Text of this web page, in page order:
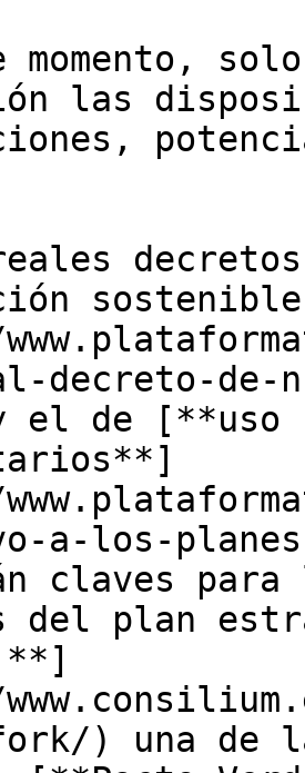
momento,
las
decreto-
el de [**uso
a-los-
claves
del plan
) una de